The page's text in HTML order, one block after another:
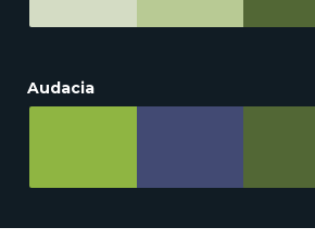
Audacia